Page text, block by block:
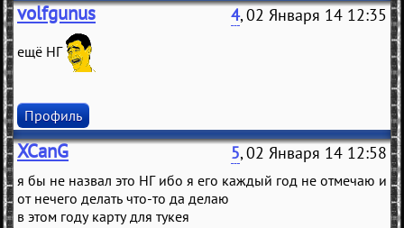
volfgunus 4, 02 Января 14 12:35
ещё НГ
Профиль
XCanG 5, 02 Января 14 12:58
я бы не назвал это НГ ибо я его каждый год не отмечаю и
от нечего делать что-то да делаю
в этом году карту для тукея